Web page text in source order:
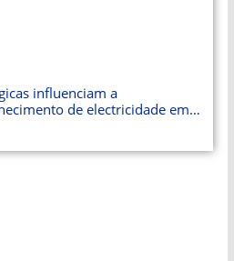
influenciam a
de electricidade em